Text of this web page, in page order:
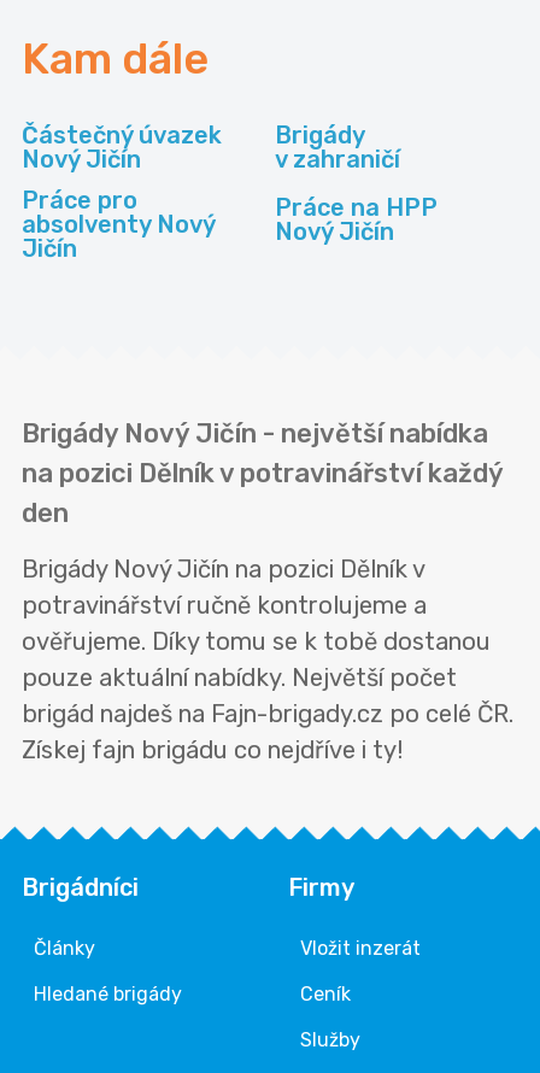
Kam dále
Částečný úvazek
Nový Jičín
Brigády
v zahraničí
Práce pro
absolventy Nový
Jičín
Práce na HPP
Nový Jičín
Brigády Nový Jičín - největší nabídka
na pozici Dělník v potravinářství každý
den
Brigády Nový Jičín na pozici Dělník v
potravinářství ručně kontrolujeme a
ověřujeme. Díky tomu se k tobě dostanou
pouze aktuální nabídky. Největší počet
brigád najdeš na Fajn-brigady.cz po celé ČR.
Získej fajn brigádu co nejdříve i ty!
Brigádníci
Články
Hledané brigády
Firmy
Vložit inzerát
Ceník
Služby